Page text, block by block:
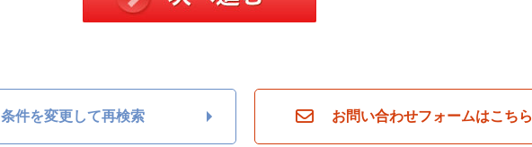
条件を変更して再検索 お問い合わせフォームはこちら